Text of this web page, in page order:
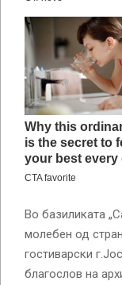
Во базиликата
молебен од
гостиварски
благослов на